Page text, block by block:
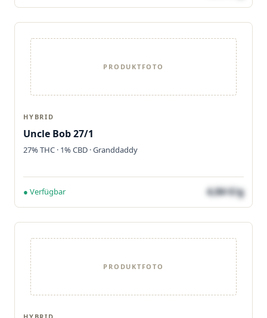
PRODUKTFOTO
HYBRID
Uncle Bob 27/1
27% THC · 1% CBD · Granddaddy
● Verfügbar 4,84 €/g
PRODUKTFOTO